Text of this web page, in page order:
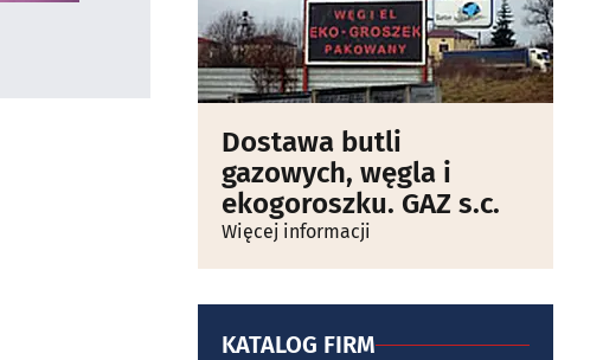
Dostawa butli
gazowych, węgla i
ekogoroszku. GAZ s.c.
Więcej informacji
KATALOG FIRM